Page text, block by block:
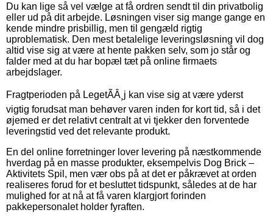
Du kan lige så vel vælge at få ordren sendt til din privatbolig
eller ud på dit arbejde. Løsningen viser sig mange gange en
kende mindre prisbillig, men til gengæld rigtig
uproblematisk. Den mest betalelige leveringsløsning vil dog
altid vise sig at være at hente pakken selv, som jo står og
falder med at du har bopæl tæt på online firmaets
arbejdslager.
Fragtperioden på LegetÃÂ¸j kan vise sig at være yderst
vigtig forudsat man behøver varen inden for kort tid, så i det
øjemed er det relativt centralt at vi tjekker den forventede
leveringstid ved det relevante produkt.
En del online forretninger lover levering på næstkommende
hverdag på en masse produkter, eksempelvis Dog Brick –
Aktivitets Spil, men vær obs på at det er påkrævet at orden
realiseres forud for et besluttet tidspunkt, således at de har
mulighed for at nå at få varen klargjort forinden
pakkepersonalet holder fyraften.